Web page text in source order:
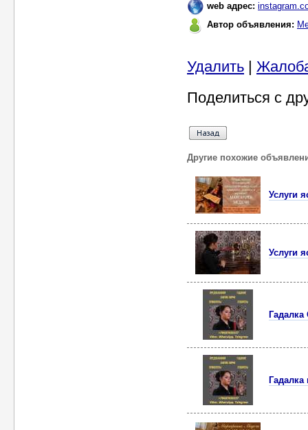
web адрес:
Автор объявления:
Удалить |
Поделиться с
Другие похожие
Услуги
Услуги
Гадалка
Гадалка